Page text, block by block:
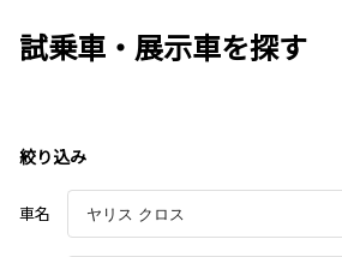
試乗車・展示車を探す
絞り込み
車名